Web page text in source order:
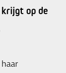
op de